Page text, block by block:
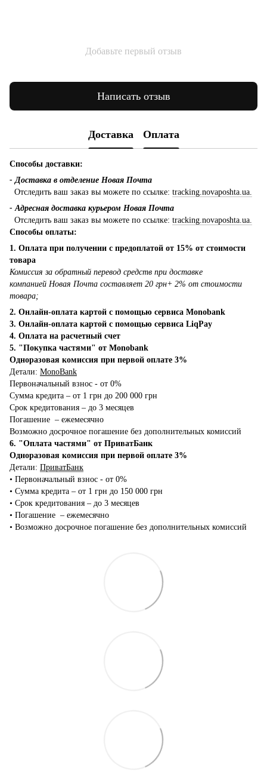
Добавьте первый отзыв
Написать отзыв
Доставка Оплата
Способы доставки:
- Доставка в отделение Новая Почта
Отследить ваш заказ вы можете по ссылке: tracking.novaposhta.ua.
- Адресная доставка курьером Новая Почта
Отследить ваш заказ вы можете по ссылке: tracking.novaposhta.ua.
Способы оплаты:
1. Оплата при получении с предоплатой от 15% от стоимости
товара
Комиссия за обратный перевод средств при доставке
компанией Новая Почта составляет 20 грн+ 2% от стоимости
товара;
2. Онлайн-оплата картой с помощью сервиса Monobank
3. Онлайн-оплата картой с помощью сервиса LiqPay
4. Оплата на расчетный счет
5. "Покупка частями" от Monobank
Одноразовая комиссия при первой оплате 3%
Детали: MonoBank
Первоначальный взнос - от 0%
Сумма кредита – от 1 грн до 200 000 грн
Срок кредитования – до 3 месяцев
Погашение – ежемесячно
Возможно досрочное погашение без дополнительных комиссий
6. "Оплата частями" от ПриватБанк
Одноразовая комиссия при первой оплате 3%
Детали: ПриватБанк
•‎ Первоначальный взнос - от 0%
•‎ Сумма кредита – от 1 грн до 150 000 грн
•‎ Срок кредитования – до 3 месяцев
•‎ Погашение – ежемесячно
•‎ Возможно досрочное погашение без дополнительных комиссий